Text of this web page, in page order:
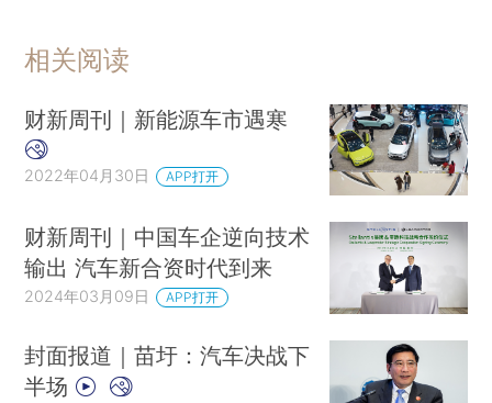
相关阅读
财新周刊｜新能源车市遇寒
2022年04月30日 APP打开
财新周刊｜中国车企逆向技术
输出 汽车新合资时代到来
2024年03月09日 APP打开
封面报道｜苗圩：汽车决战下
半场